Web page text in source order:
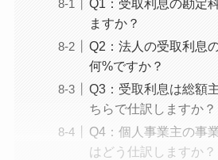
Q1：受取利息の勘定
ますか？
Q2：法人の受取利息
何%ですか？
Q3：受取利息は総額
ちらで仕訳しますか？
Q4：個人事業主の事
はどう仕訳しますか？